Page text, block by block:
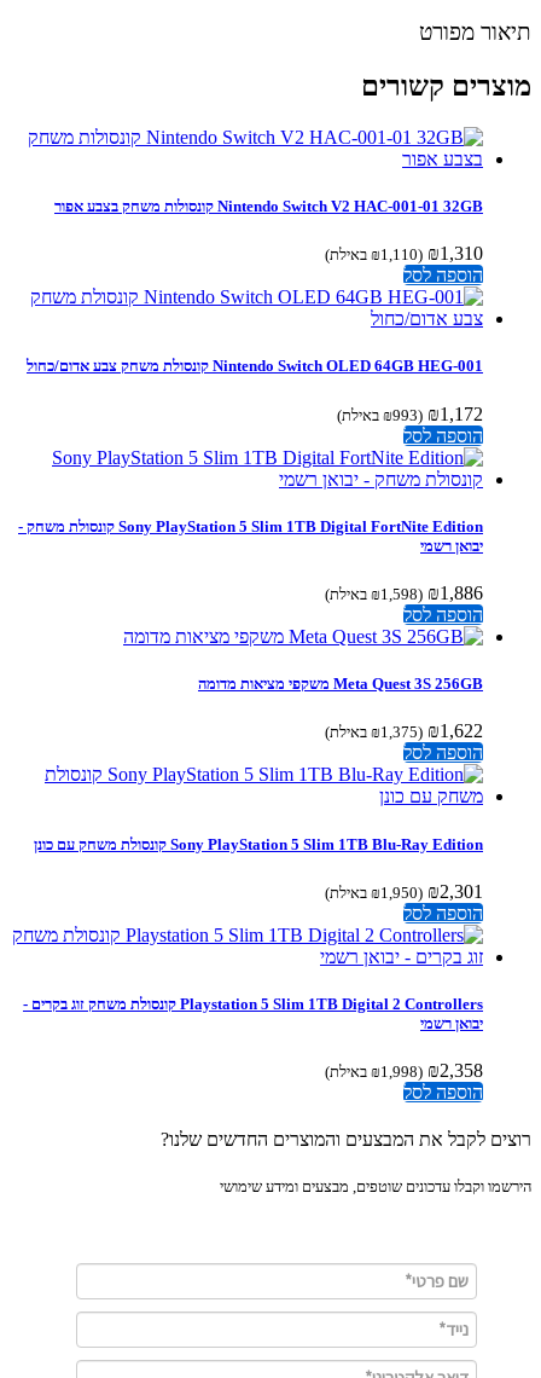
מפורט
קשורים
Nintendo Switch V2 HAC-001-01 32GB קונסולות משחק בצבע אפור
₪1,310
(
₪1,110 באילת)
הוספה לסל
Nintendo Switch OLED 64GB HEG-001 קונסולת משחק צבע אדום/כחול
₪1,172
(
₪ 993 באילת)
הוספה לסל
Sony PlayStation 5 Slim 1TB Digital FortNite Edition קונסולת משחק -
יבואן רשמי
₪1,886
(
₪1,598 באילת)
הוספה לסל
Meta Quest 3S 256GB משקפי מציאות מדומה
₪1,622
(
₪1,375 באילת)
הוספה לסל
Sony PlayStation 5 Slim 1TB Blu-Ray Edition קונסולת משחק עם כונן
₪2,301
(
₪1,950 באילת)
הוספה לסל
Playstation 5 Slim 1TB Digital 2 Controllers קונסולת משחק זוג בקרים -
יבואן רשמי
₪2,358
(
₪1,998 באילת)
הוספה לסל
לקבל את המבצעים והמוצרים החדשים שלנו?
וקבלו עדכונים שוטפים, מבצעים ומידע שימושי